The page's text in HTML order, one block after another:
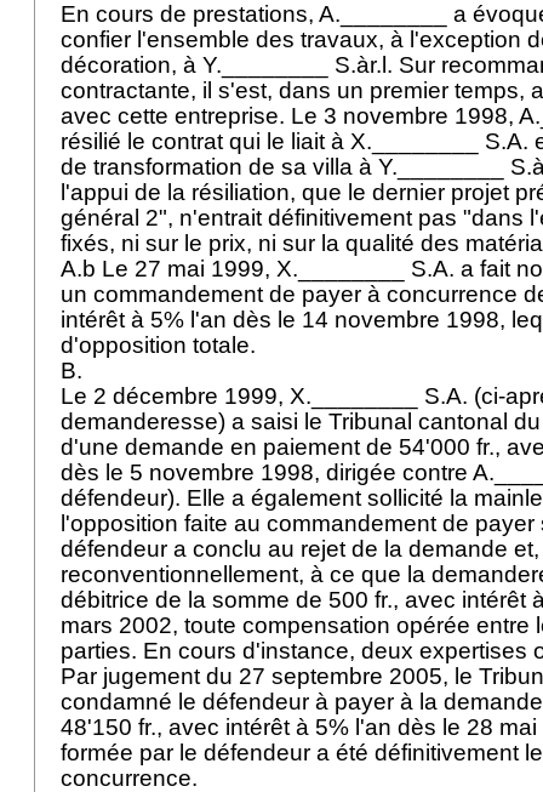
En cours de prestations, A.________ a
confier l'ensemble des travaux, à l'exception
décoration, à Y.________ S.àr.l. Sur
contractante, il s'est, dans un premier temps,
avec cette entreprise. Le 3 novembre 1998,
résilié le contrat qui le liait à X.________ S.A.
de transformation de sa villa à Y.________
l'appui de la résiliation, que le dernier projet
général 2", n'entrait définitivement pas "dans
fixés, ni sur le prix, ni sur la qualité des
A.b Le 27 mai 1999, X.________ S.A. a fait
un commandement de payer à concurrence
intérêt à 5% l'an dès le 14 novembre 1998,
d'opposition totale.
B.
Le 2 décembre 1999, X.________ S.A. (ci-
demanderesse) a saisi le Tribunal cantonal
d'une demande en paiement de 54'000 fr.,
dès le 5 novembre 1998, dirigée contre
défendeur). Elle a également sollicité la
l'opposition faite au commandement de
défendeur a conclu au rejet de la demande et,
reconventionnellement, à ce que la
débitrice de la somme de 500 fr., avec intérêt
mars 2002, toute compensation opérée entre
parties. En cours d'instance, deux expertises
Par jugement du 27 septembre 2005, le
condamné le défendeur à payer à la
48'150 fr., avec intérêt à 5% l'an dès le 28
formée par le défendeur a été définitivement
concurrence.